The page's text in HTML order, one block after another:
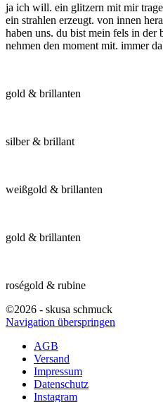
ja ich will. ein glitzern mit mir
ein strahlen erzeugt. von innen
haben uns. du bist mein fels in
nehmen den moment mit. immer
gold & brillanten
silber & brillant
weißgold & brillanten
gold & brillanten
roségold & rubine
©2026 - skusa schmuck
Navigation überspringen
AGB
Versand
Impressum
Datenschutz
Instagram